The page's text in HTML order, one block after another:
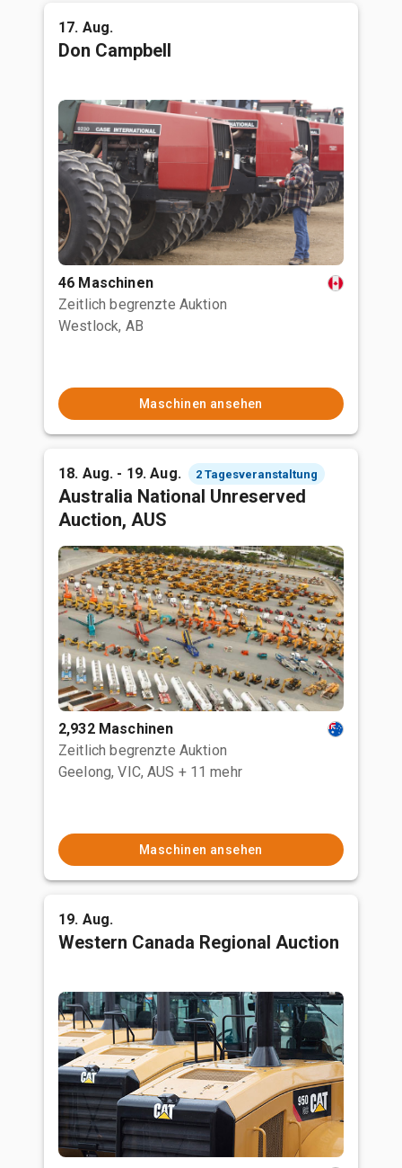
17. Aug.
Don Campbell
46 Maschinen
Zeitlich begrenzte Auktion
Westlock, AB
Maschinen ansehen
18. Aug. - 19. Aug. 2 Tagesveranstaltung
Australia National Unreserved
Auction, AUS
2,932 Maschinen
Zeitlich begrenzte Auktion
Geelong, VIC, AUS + 11 mehr
Maschinen ansehen
19. Aug.
Western Canada Regional Auction